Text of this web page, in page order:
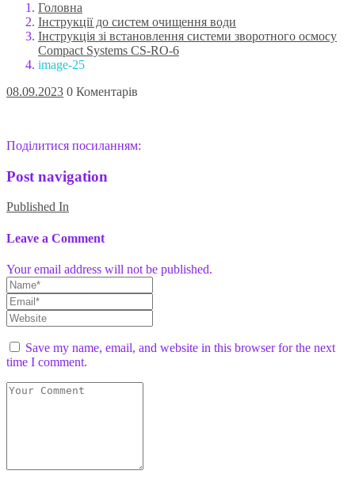
Головна
Інструкції до систем очищення води
Інструкція зі встановлення системи зворотного осмосу
Compact Systems CS-RO-6
image-25
08.09.2023 0 Коментарів
Поділитися посиланням:
Post navigation
Published In
Leave a Comment
Your email address will not be published.
Save my name, email, and website in this browser for the next
time I comment.